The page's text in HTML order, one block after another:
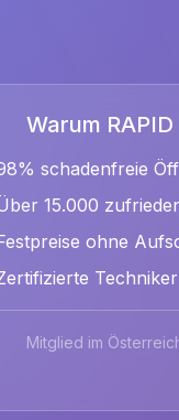
Warum
schadenfreie
15.000
ohne
Techniker
Mitglied im